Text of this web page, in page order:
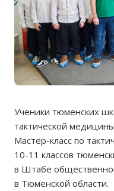
Ученики тюменских
тактической медицины
Мастер-класс по
10-11 классов
в Штабе
в Тюменской области.